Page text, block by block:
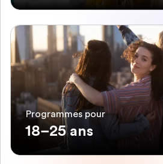
Programmes pour
18–25 ans